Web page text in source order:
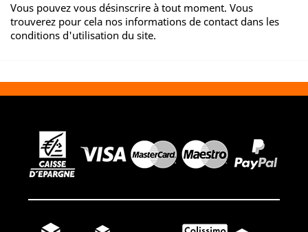
Vous pouvez vous désinscrire à tout moment. Vous
trouverez pour cela nos informations de contact dans les
conditions d'utilisation du site.